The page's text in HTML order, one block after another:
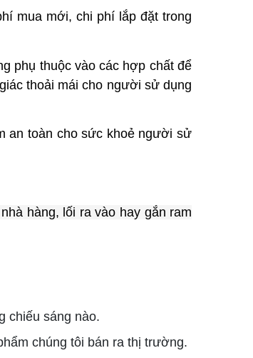
mua mới, chi phí lắp đặt trong
phụ thuộc vào các hợp chất để
thoải mái cho người sử dụng
an toàn cho sức khoẻ người sử
hàng, lối ra vào hay gắn ram
chiếu sáng nào.
chúng tôi bán ra thị trường.